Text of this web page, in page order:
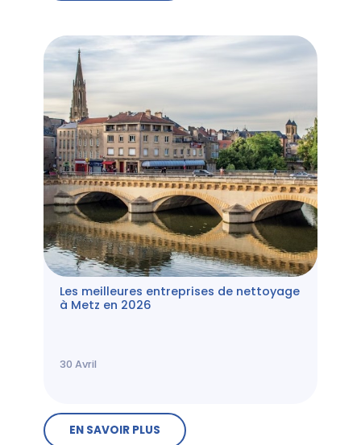
Les meilleures entreprises de nettoyage
à Metz en 2026
30 Avril
EN SAVOIR PLUS